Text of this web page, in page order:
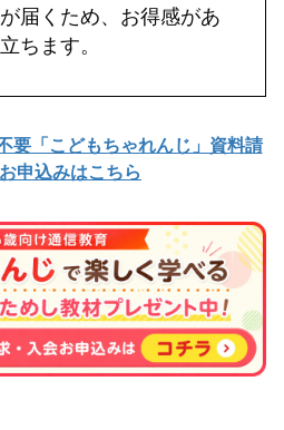
届くため、お得感があ
ちます。
要「こどもちゃれんじ」資料請
申込みはこちら